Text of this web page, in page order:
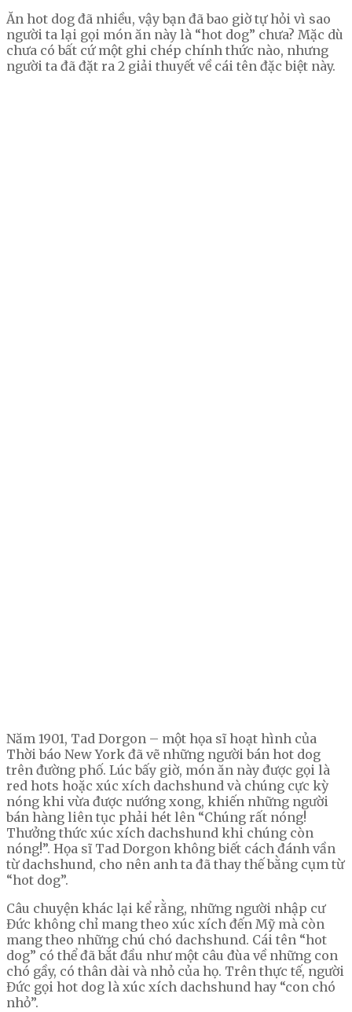
Ăn hot dog đã nhiều, vậy bạn đã bao giờ tự hỏi vì sao
người ta lại gọi món ăn này là “hot dog” chưa? Mặc dù
chưa có bất cứ một ghi chép chính thức nào, nhưng
người ta đã đặt ra 2 giải thuyết về cái tên đặc biệt này.
Năm 1901, Tad Dorgon – một họa sĩ hoạt hình của
Thời báo New York đã vẽ những người bán hot dog
trên đường phố. Lúc bấy giờ, món ăn này được gọi là
red hots hoặc xúc xích dachshund và chúng cực kỳ
nóng khi vừa được nướng xong, khiến những người
bán hàng liên tục phải hét lên “Chúng rất nóng!
Thưởng thức xúc xích dachshund khi chúng còn
nóng!”. Họa sĩ Tad Dorgon không biết cách đánh vần
từ dachshund, cho nên anh ta đã thay thế bằng cụm từ
“hot dog”.
Câu chuyện khác lại kể rằng, những người nhập cư
Đức không chỉ mang theo xúc xích đến Mỹ mà còn
mang theo những chú chó dachshund. Cái tên “hot
dog” có thể đã bắt đầu như một câu đùa về những con
chó gầy, có thân dài và nhỏ của họ. Trên thực tế, người
Đức gọi hot dog là xúc xích dachshund hay “con chó
nhỏ”.